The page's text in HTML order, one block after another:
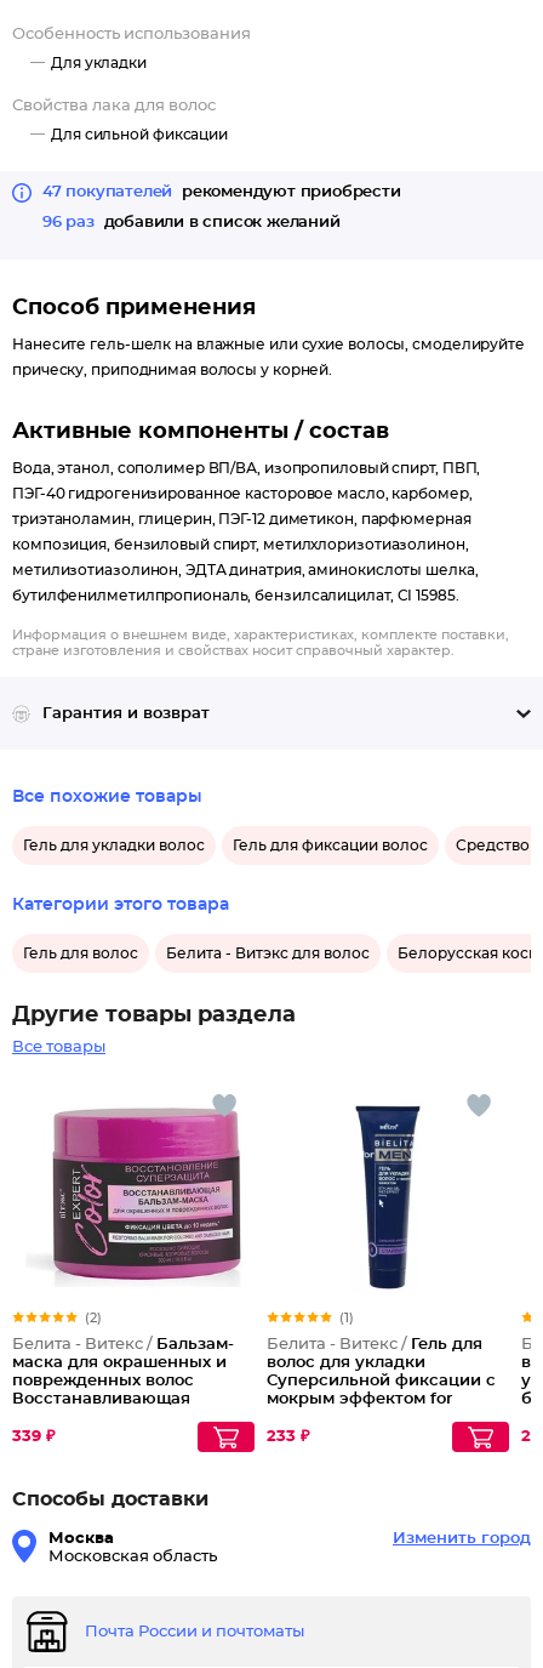
Особенность использования
Для укладки
Свойства лака для волос
Для сильной фиксации
47 покупателей
рекомендуют приобрести
96 раз
добавили в список желаний
Способ применения
Нанесите гель-шелк на влажные или сухие волосы, смоделируйте
прическу, приподнимая волосы у корней.
Активные компоненты / состав
Вода, этанол, cополимер ВП/ВА, изопропиловый спирт, ПВП,
ПЭГ-40 гидрогенизированное касторовое масло, карбомер,
триэтаноламин, глицерин, ПЭГ-12 диметикон, парфюмерная
композиция, бензиловый спирт, метилхлоризотиазолинон,
метилизотиазолинон, ЭДТА динатрия, аминокислоты шелка,
бутилфенилметилпропиональ, бензилсалицилат, CI 15985.
Информация о внешнем виде, характеристиках, комплекте поставки,
стране изготовления и свойствах носит справочный характер.
Гарантия и возврат
Все похожие товары
Гель для укладки волос Гель для фиксации волос Средство
Категории этого товара
Гель для волос Белита - Витэкс для волос Белорусская
Другие товары раздела
Все товары
(2)
Белита - Витекс / Бальзам-
маска для окрашенных и
поврежденных волос
Восстанавливающая
339 ₽
(1)
Белита - Витекс / Гель для
волос для укладки
Суперсильной фиксации с
мокрым эффектом for
233 ₽
Способы доставки
Москва
Московская область
Изменить город
Почта России и почтоматы